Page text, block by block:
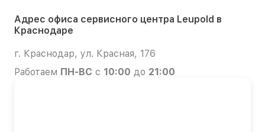
Адрес офиса сервисного центра Leupold в
Краснодаре
г. Краснодар, ул. Красная, 176
Работаем ПН-ВС с 10:00 до 21:00